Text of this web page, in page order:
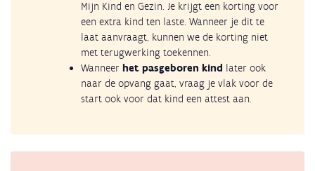
Mijn Kind en Gezin. Je krijgt een korting voor
een extra kind ten laste. Wanneer je dit te
laat aanvraagt, kunnen we de korting niet
met terugwerking toekennen.
Wanneer het pasgeboren kind later ook
naar de opvang gaat, vraag je vlak voor de
start ook voor dat kind een attest aan.